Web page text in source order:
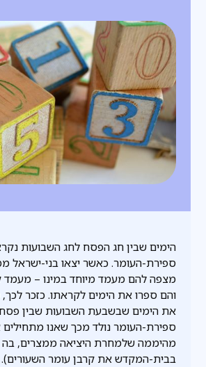
הימים שבין חג הפסח לחג השבועות
ספירת-העומר. כאשר יצאו בני-ישראל
מצפה להם מעמד מיוחד במינו –
והם ספרו את הימים לקראתו. כזכר לכך,
את הימים שבשבעת השבועות שבין
ספירת-העומר נולד מכך שאנו
מהיממה שלמחרת היציאה ממצרים, בה
בבית-המקדש את קרבן עומר השעורים).